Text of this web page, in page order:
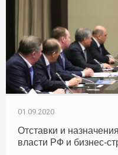
01.09.2020
Отставки и
власти РФ и бизнес-